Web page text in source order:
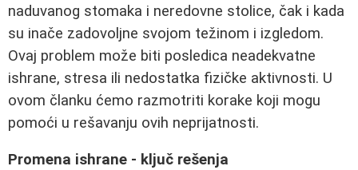
naduvanog stomaka i neredovne stolice, čak i kada
su inače zadovoljne svojom težinom i izgledom.
Ovaj problem može biti posledica neadekvatne
ishrane, stresa ili nedostatka fizičke aktivnosti. U
ovom članku ćemo razmotriti korake koji mogu
pomoći u rešavanju ovih neprijatnosti.
Promena ishrane - ključ rešenja